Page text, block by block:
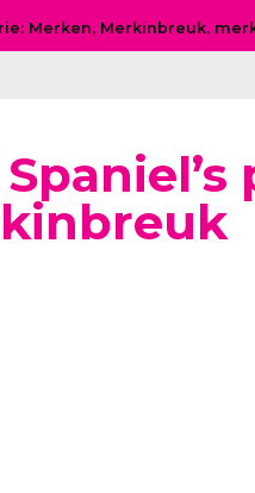
Merken, Merkinbreuk,